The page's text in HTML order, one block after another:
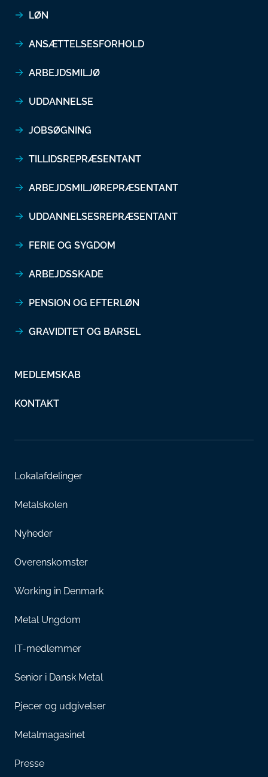
LØN
ANSÆTTELSESFORHOLD
ARBEJDSMILJØ
UDDANNELSE
JOBSØGNING
TILLIDSREPRÆSENTANT
ARBEJDSMILJØREPRÆSENTANT
UDDANNELSESREPRÆSENTANT
FERIE OG SYGDOM
ARBEJDSSKADE
PENSION OG EFTERLØN
GRAVIDITET OG BARSEL
MEDLEMSKAB
KONTAKT
Lokalafdelinger
Metalskolen
Nyheder
Overenskomster
Working in Denmark
Metal Ungdom
IT-medlemmer
Senior i Dansk Metal
Pjecer og udgivelser
Metalmagasinet
Presse